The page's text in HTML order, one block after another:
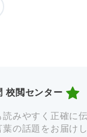
校閲センター
読みやすく正確に
の話題をお届けし